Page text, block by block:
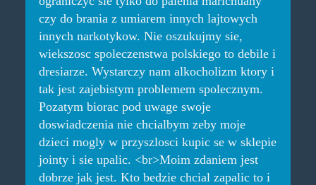
czy do brania z umiarem innych lajtowych
innych narkotykow. Nie oszukujmy sie,
wiekszosc spoleczenstwa polskiego to debile i
dresiarze. Wystarczy nam alkocholizm ktory i
tak jest zajebistym problemem spolecznym.
Pozatym biorac pod uwage swoje
doswiadczenia nie chcialbym zeby moje
dzieci mogly w przyszlosci kupic se w sklepie
jointy i sie upalic. <br>Moim zdaniem jest
dobrze jak jest. Kto bedzie chcial zapalic to i